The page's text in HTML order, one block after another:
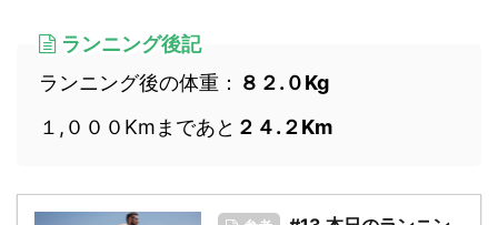
ランニング後記
ランニング後の体重： ８２.０Kg
１,０００Kmまであと ２４.２Km